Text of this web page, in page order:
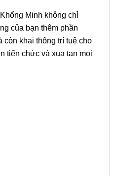
Minh không chỉ
của bạn thêm phần
còn khai thông trí tuệ cho
tiến chức và xua tan mọi